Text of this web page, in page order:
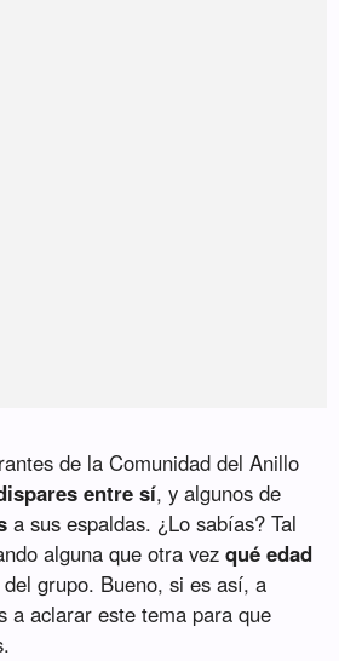
de la Comunidad del Anillo
entre sí, y algunos de
a sus espaldas. ¿Lo sabías? Tal
alguna que otra vezqué edad
del grupo. Bueno, si es así, a
a aclarar este tema para que